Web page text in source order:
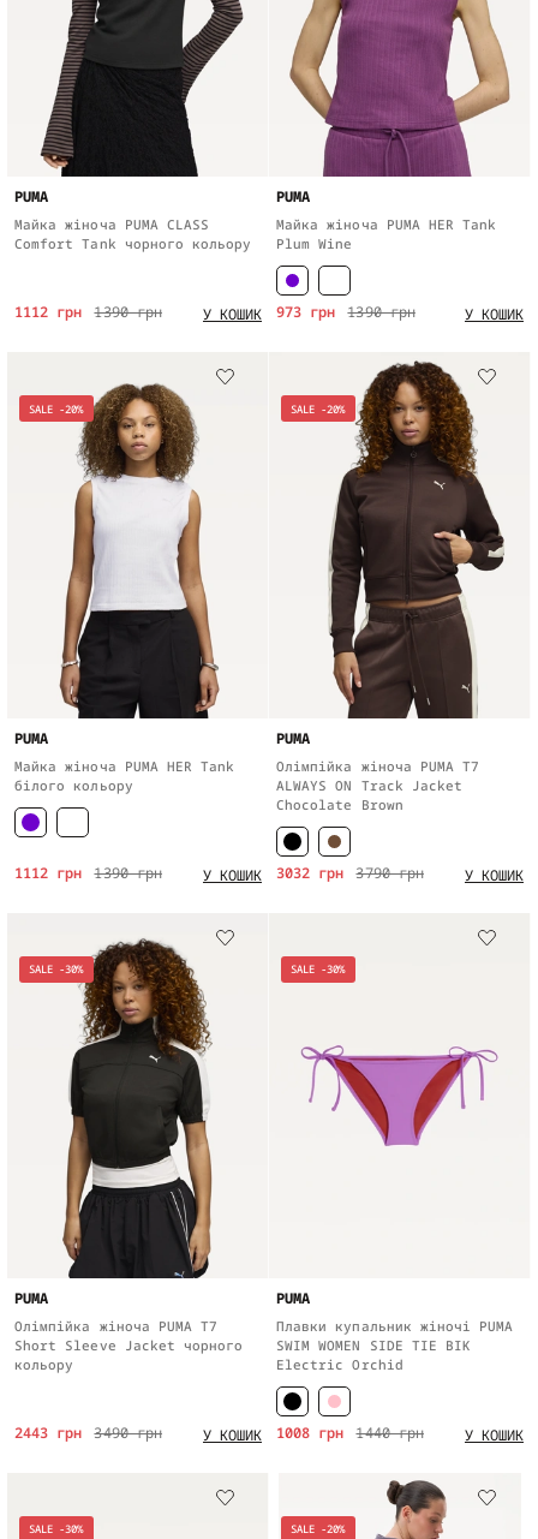
PUMA
Майка жіноча PUMA CLASS
Comfort Tank чорного кольору
1390 грн
1112 грн У КОШИК
PUMA
Майка жіноча PUMA HER Tank
Plum Wine
1390 грн
973 грн У КОШИК
SALE -20%
PUMA
Майка жіноча PUMA HER Tank
білого кольору
1390 грн
1112 грн У КОШИК
SALE -20%
PUMA
Олімпійка жіноча PUMA T7
ALWAYS ON Track Jacket
Chocolate Brown
3790 грн
3032 грн У КОШИК
SALE -30%
PUMA
Олімпійка жіноча PUMA T7
Short Sleeve Jacket чорного
кольору
3490 грн
2443 грн У КОШИК
SALE -30%
PUMA
Плавки купальник жіночі PUMA
SWIM WOMEN SIDE TIE BIK
Electric Orchid
1440 грн
1008 грн У КОШИК
SALE -30% SALE -20%